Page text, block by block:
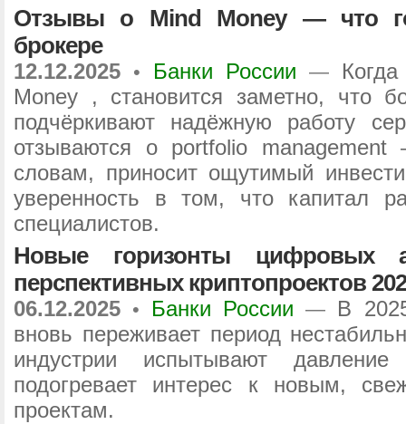
Отзывы о Mind Money — что
брокере
12.12.2025 • Банки России —
Money , становится заметно, что
подчёркивают надёжную работу
отзываются о portfolio
словам, приносит ощутимый
уверенность в том, что капитал
специалистов.
Новые горизонты цифровых
перспективных криптопроектов
06.12.2025 • Банки России — В
вновь переживает период
индустрии испытывают
подогревает интерес к новым,
проектам.